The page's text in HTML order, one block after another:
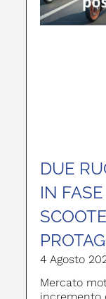
DUE
IN
4 Agosto
Mercato